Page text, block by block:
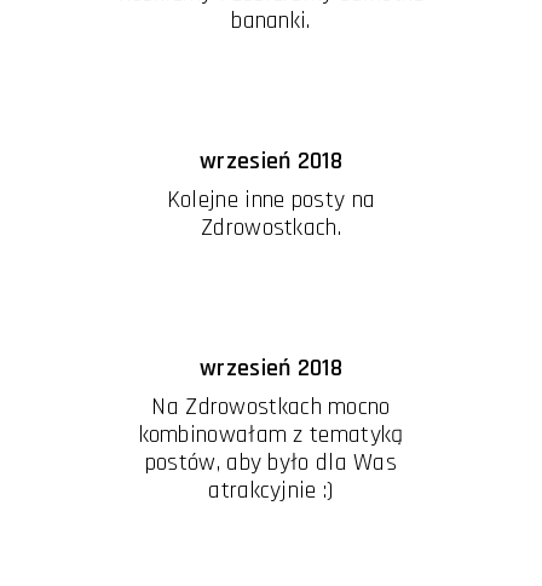
bananki.
wrzesień 2018
Kolejne inne posty na
Zdrowostkach.
wrzesień 2018
Na Zdrowostkach mocno
kombinowałam z tematyką
postów, aby było dla Was
atrakcyjnie :)